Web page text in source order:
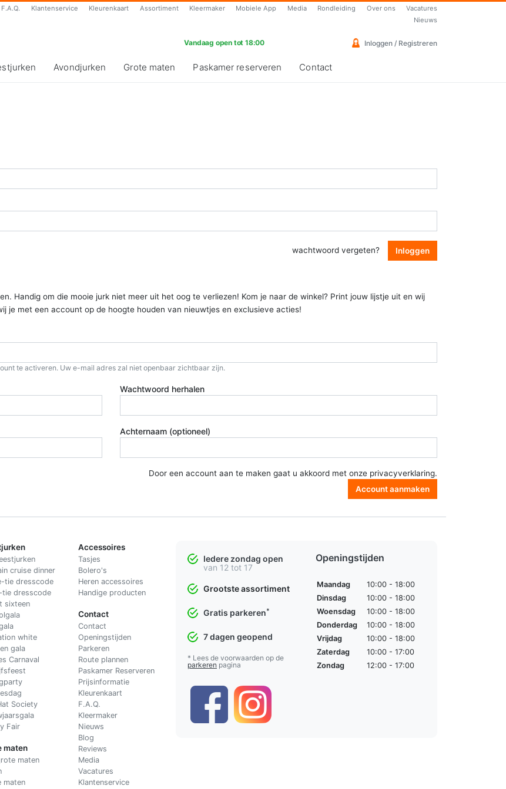
F.A.Q. Klantenservice Kleurenkaart Assortiment Kleermaker Mobiele App Media Rondleiding Over ons
Vacatures
Nieuws
Vandaag open tot 18:00 Inloggen / Registreren
Avondjurken Grote maten Paskamer reserveren Contact
wachtwoord vergeten? Inloggen
Handig om die mooie jurk niet meer uit het oog te verliezen! Kom je naar de winkel? Print jouw lijstje uit en wij
je met een account op de hoogte houden van nieuwtjes en exclusieve acties!
te activeren. Uw e-mail adres zal niet openbaar zichtbaar zijn.
Wachtwoord herhalen
Achternaam (optioneel)
Door een account aan te maken gaat u akkoord met onze privacyverklaring.
Account aanmaken
cruise dinner
tie dresscode
tie dresscode
sixteen
white
gala
Carnaval
Society
Fair
maten
maten
maten
Accessoires
Tasjes
Bolero's
Heren accessoires
Handige producten
Contact
Contact
Openingstijden
Parkeren
Route plannen
Paskamer Reserveren
Prijsinformatie
Kleurenkaart
F.A.Q.
Kleermaker
Nieuws
Blog
Reviews
Media
Vacatures
Klantenservice
Iedere zondag open
van 12 tot 17
Grootste assortiment
Gratis parkeren*
7 dagen geopend
* Lees de voorwaarden op de
parkeren pagina
Openingstijden
Maandag
10:00 - 18:00
Dinsdag
10:00 - 18:00
Woensdag
10:00 - 18:00
Donderdag
10:00 - 18:00
Vrijdag
10:00 - 18:00
Zaterdag
10:00 - 17:00
Zondag
12:00 - 17:00